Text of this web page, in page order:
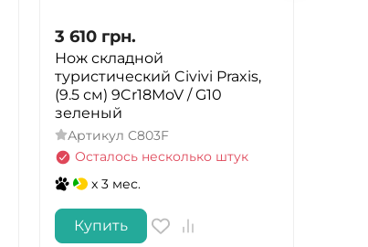
3 610 грн.
Нож складной
туристический Civivi Praxis,
(9.5 см) 9Cr18MoV / G10
зеленый
Артикул C803F
Осталось несколько штук
x 3 мес.
Купить